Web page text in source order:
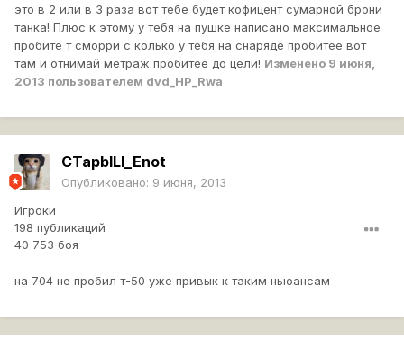
хотелось бы спросить разработчиков игры ,как такое
возможно... на М5 реально нет столько брони вкруг,как
у СП пробитие)) рикошета не было.. 125фпс и 20 мс
пинг.. обьясните как?)))))))
это в 2 или в 3 раза вот тебе будет кофицент сумарной брони
танка! Плюс к этому у тебя на пушке написано максимальное
пробите т сморри с колько у тебя на снаряде пробитее вот
там и отнимай метраж пробитее до цели! Изменено 9 июня,
2013 пользователем dvd_HP_Rwa
CTapbILI_Enot
Опубликовано: 9 июня, 2013
Игроки
198 публикаций
40 753 боя
на 704 не пробил т-50 уже привык к таким ньюансам